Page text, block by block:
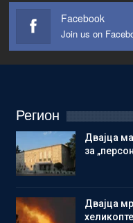
Facebook
Join us on
Регион
Двајца
за
Двајца